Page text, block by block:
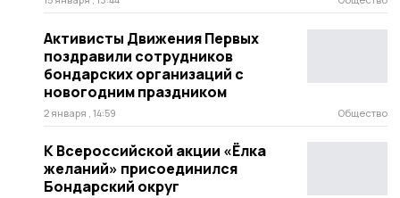
Активисты Движения Первых
поздравили сотрудников
бондарских организаций с
новогодним праздником
2 января , 14:59 Общество
К Всероссийской акции «Ёлка
желаний» присоединился
Бондарский округ